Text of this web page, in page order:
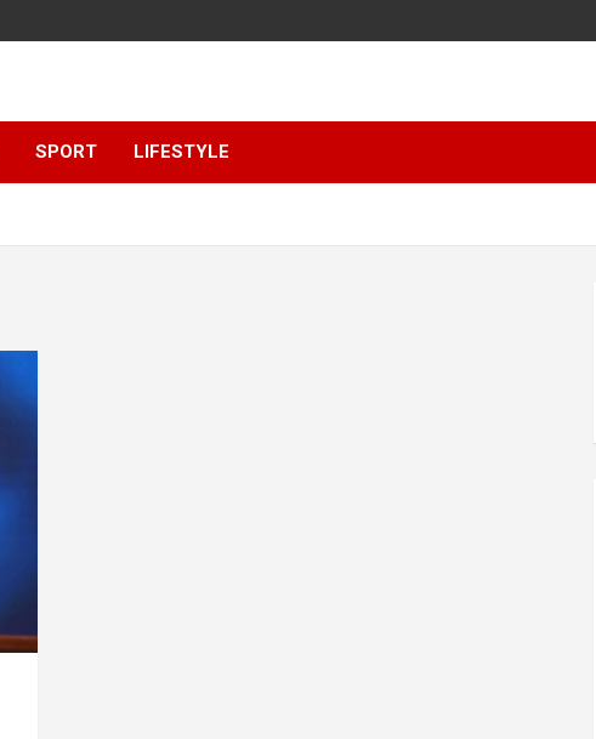
SPORT LIFESTYLE